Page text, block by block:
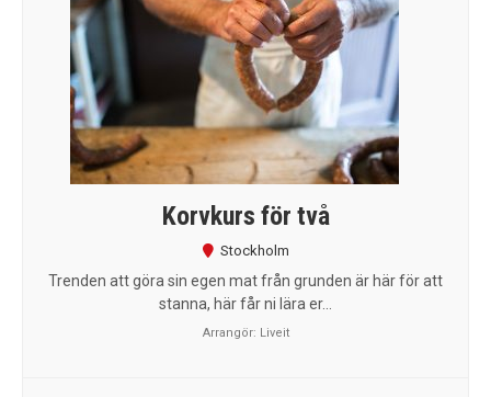
Korvkurs för två
Stockholm
Trenden att göra sin egen mat från grunden är här för att
stanna, här får ni lära er...
Arrangör: Liveit